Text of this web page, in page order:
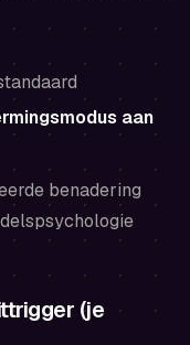
aan
benadering
(je